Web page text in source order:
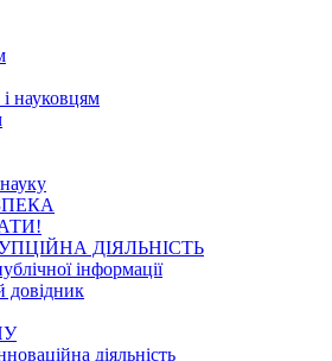
науковцям
ДІЯЛЬНІСТЬ
інформації
довідник
діяльність